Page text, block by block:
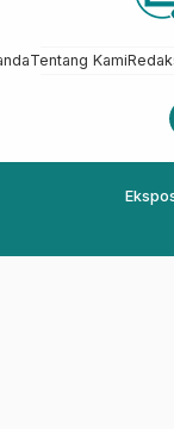
Tentang Kami